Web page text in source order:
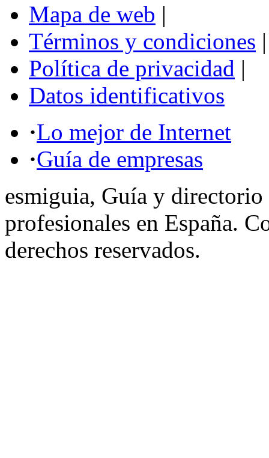
Mapa de web |
Términos y condiciones |
Política de privacidad |
Datos identificativos
·Lo mejor de Internet
·Guía de empresas
esmiguia, Guía y directorio
profesionales en España.
derechos reservados.